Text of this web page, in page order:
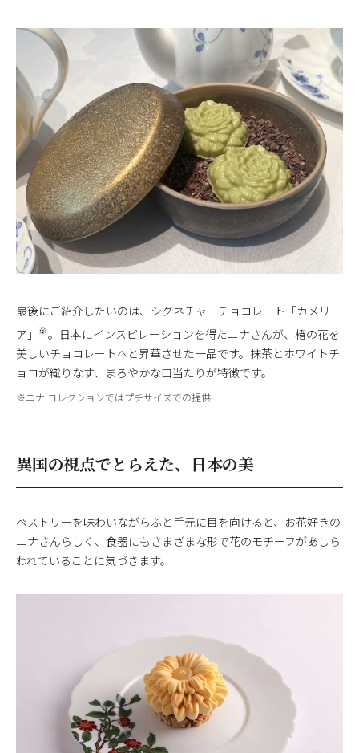
最後にご紹介したいのは、シグネチャーチョコレート「カメリ
ア」 ※。日本にインスピレーションを得たニナさんが、椿の花を
美しいチョコレートへと昇華させた一品です。抹茶とホワイトチ
ョコが織りなす、まろやかな口当たりが特徴です。
※ニナ コレクションではプチサイズでの提供
異国の視点でとらえた、日本の美
ペストリーを味わいながらふと手元に目を向けると、お花好きの
ニナさんらしく、食器にもさまざまな形で花のモチーフがあしら
われていることに気づきます。